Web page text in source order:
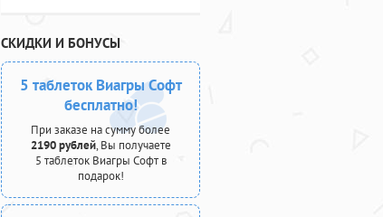
СКИДКИ И БОНУСЫ
5 таблеток Виагры Софт
бесплатно!
При заказе на сумму более
2190 рублей, Вы получаете
5 таблеток Виагры Софт в
подарок!